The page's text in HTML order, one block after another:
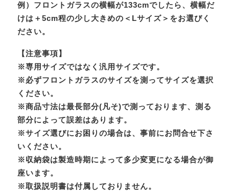
例）フロントガラスの横幅が133cmでしたら、横幅だ
けは＋5cm程の少し大きめの＜Lサイズ＞をお選びく
ださい。
【注意事項】
※専用サイズではなく汎用サイズです。
※必ずフロントガラスのサイズを測ってサイズを選択
ください。
※商品寸法は最長部分(凡そ)で測っております、測る
部分によって誤差はあります。
※サイズ選びにお困りの場合は、事前にお問合せ下さ
いください。
※収納袋は製造時期によって多少変更になる場合が御
座います。
※取扱説明書は付属しておりません。